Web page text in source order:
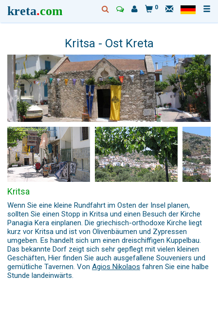
kreta.com 0
Kritsa - Ost Kreta
Kritsa
Wenn Sie eine kleine Rundfahrt im Osten der Insel planen,
sollten Sie einen Stopp in Kritsa und einen Besuch der Kirche
Panagia Kera einplanen. Die griechisch-orthodoxe Kirche liegt
kurz vor Kritsa und ist von Olivenbäumen und Zypressen
umgeben. Es handelt sich um einen dreischiffigen Kuppelbau.
Das bekannte Dorf zeigt sich sehr gepflegt mit vielen kleinen
Geschäften, Hier finden Sie auch ausgefallene Souveniers und
gemütliche Tavernen. Von Agios Nikolaos fahren Sie eine halbe
Stunde landeinwärts.